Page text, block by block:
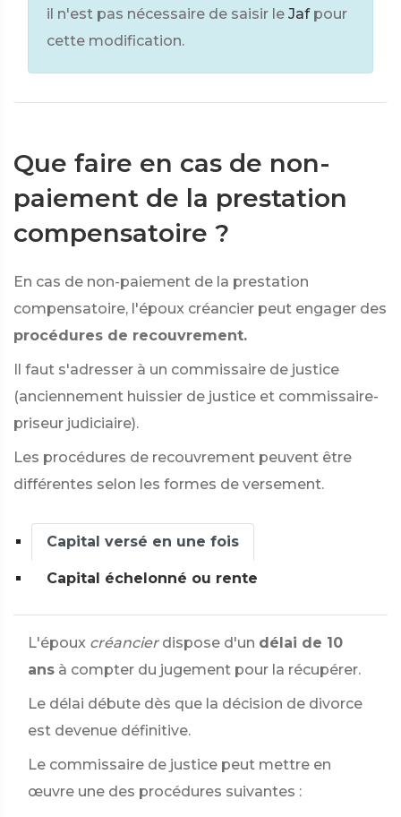
il n'est pas nécessaire de saisir le Jaf pour
cette modification.
Que faire en cas de non-
paiement de la prestation
compensatoire ?
En cas de non-paiement de la prestation
compensatoire, l'époux créancier peut engager des
procédures de recouvrement.
Il faut s'adresser à un commissaire de justice
(anciennement huissier de justice et commissaire-
priseur judiciaire).
Les procédures de recouvrement peuvent être
différentes selon les formes de versement.
Capital versé en une fois
Capital échelonné ou rente
L'époux créancier dispose d'un délai de 10
ans à compter du jugement pour la récupérer.
Le délai débute dès que la décision de divorce
est devenue définitive.
Le commissaire de justice peut mettre en
œuvre une des procédures suivantes :